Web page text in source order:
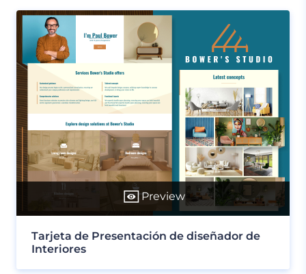
Preview
Tarjeta de Presentación de diseñador de
Interiores